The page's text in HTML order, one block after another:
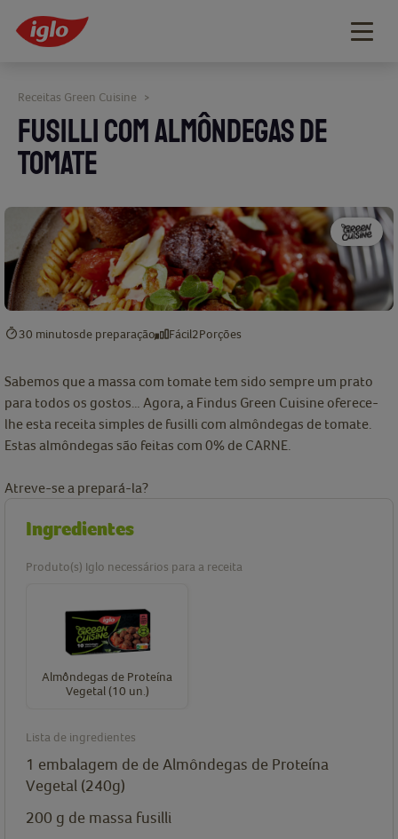
FUSILLI COM ALMÔNDEGAS DE
TOMATE
Receitas Green Cuisine >
30 minutosde preparação Fácil2Porções
Sabemos que a massa com tomate tem sido sempre um prato
para todos os gostos… Agora, a Findus Green Cuisine oferece-
lhe esta receita simples de fusilli com almôndegas de tomate.
Estas almôndegas são feitas com 0% de CARNE.
Atreve-se a prepará-la?
Ingredientes
Produto(s) Iglo necessários para a receita
Almôndegas de Proteína
Vegetal (10 un.)
Lista de ingredientes
1 embalagem de de Almôndegas de Proteína
Vegetal (240g)
200 g de massa fusilli